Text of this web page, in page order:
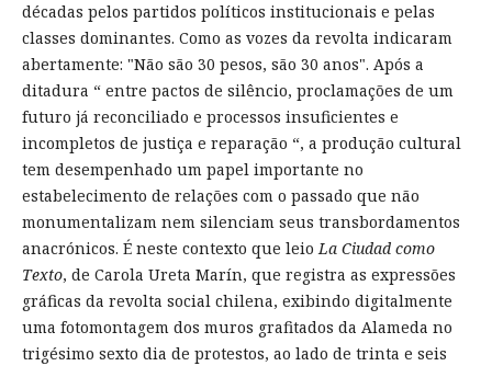
décadas pelos partidos políticos institucionais e pelas
classes dominantes. Como as vozes da revolta indicaram
abertamente: "Não são 30 pesos, são 30 anos". Após a
ditadura “ entre pactos de silêncio, proclamações de um
futuro já reconciliado e processos insuficientes e
incompletos de justiça e reparação “, a produção cultural
tem desempenhado um papel importante no
estabelecimento de relações com o passado que não
monumentalizam nem silenciam seus transbordamentos
anacrónicos. É neste contexto que leioLa Ciudad como
Texto, de Carola Ureta Marín, que registra as expressões
gráficas da revolta social chilena, exibindo digitalmente
uma fotomontagem dos muros grafitados da Alameda no
trigésimo sexto dia de protestos, ao lado de trinta e seis